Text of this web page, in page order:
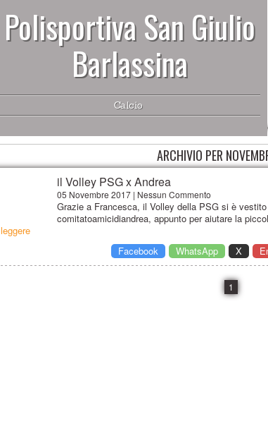
Polisportiva San Giulio
Barlassina
Calcio
ARCHIVIO PER
il Volley PSG x Andrea
05 Novembre 2017 | Nessun Commento
Grazie a Francesca, il Volley della PSG si è
comitatoamicidiandrea, appunto per aiutare la
leggere
Facebook
WhatsApp X
1